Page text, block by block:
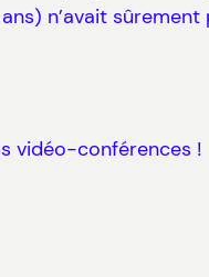
n’avait
vidéo-conférences !